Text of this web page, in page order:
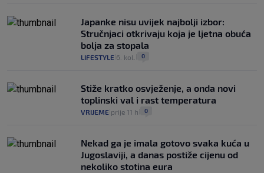
Japanke nisu uvijek najbolji izbor:
Stručnjaci otkrivaju koja je ljetna obuća
bolja za stopala
LIFESTYLE 6. kol. 0
Stiže kratko osvježenje, a onda novi
toplinski val i rast temperatura
VRIJEME prije 11 h 0
Nekad ga je imala gotovo svaka kuća u
Jugoslaviji, a danas postiže cijenu od
nekoliko stotina eura